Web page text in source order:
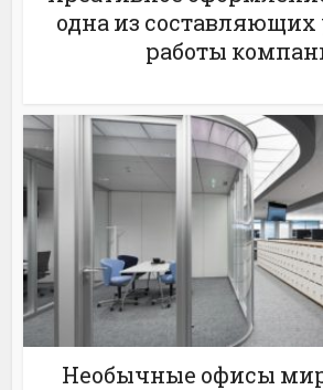
одна из
работы
Необычные офисы